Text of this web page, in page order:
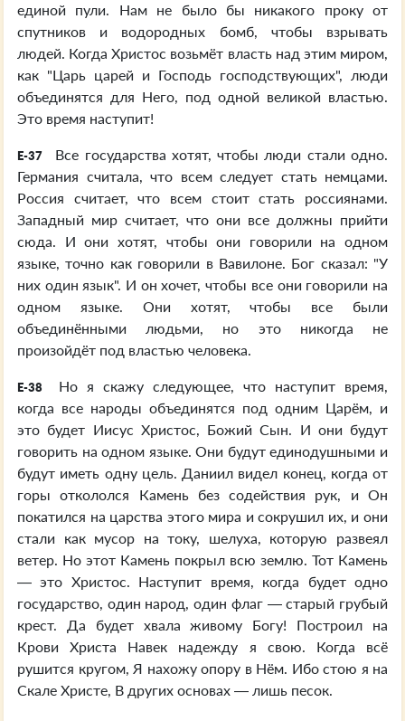
единой пули. Нам не было бы никакого проку от
спутников и водородных бомб, чтобы взрывать
людей. Когда Христос возьмёт власть над этим миром,
как "Царь царей и Господь господствующих", люди
объединятся для Него, под одной великой властью.
Это время наступит!
E-37
Все государства хотят, чтобы люди стали одно.
Германия считала, что всем следует стать немцами.
Россия считает, что всем стоит стать россиянами.
Западный мир считает, что они все должны прийти
сюда. И они хотят, чтобы они говорили на одном
языке, точно как говорили в Вавилоне. Бог сказал: "У
них один язык". И он хочет, чтобы все они говорили на
одном языке. Они хотят, чтобы все были
объединёнными людьми, но это никогда не
произойдёт под властью человека.
E-38
Но я скажу следующее, что наступит время,
когда все народы объединятся под одним Царём, и
это будет Иисус Христос, Божий Сын. И они будут
говорить на одном языке. Они будут единодушными и
будут иметь одну цель. Даниил видел конец, когда от
горы откололся Камень без содействия рук, и Он
покатился на царства этого мира и сокрушил их, и они
стали как мусор на току, шелуха, которую развеял
ветер. Но этот Камень покрыл всю землю. Тот Камень
— это Христос. Наступит время, когда будет одно
государство, один народ, один флаг — старый грубый
крест. Да будет хвала живому Богу! Построил на
Крови Христа Навек надежду я свою. Когда всё
рушится кругом, Я нахожу опору в Нём. Ибо стою я на
Скале Христе, В других основах — лишь песок.